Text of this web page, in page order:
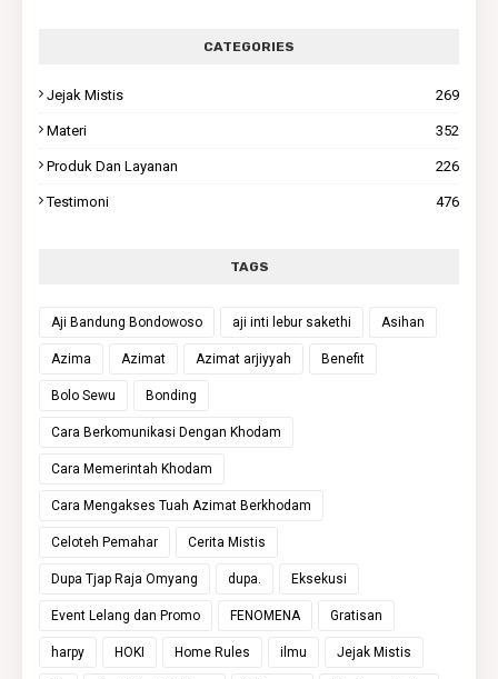
CATEGORIES
Jejak Mistis 269
Materi 352
Produk Dan Layanan 226
Testimoni 476
TAGS
Aji Bandung Bondowoso aji inti lebur sakethi Asihan
Azima Azimat Azimat arjiyyah Benefit
Bolo Sewu Bonding
Cara Berkomunikasi Dengan Khodam
Cara Memerintah Khodam
Cara Mengakses Tuah Azimat Berkhodam
Celoteh Pemahar Cerita Mistis
Dupa Tjap Raja Omyang dupa. Eksekusi
Event Lelang dan Promo FENOMENA Gratisan
harpy HOKI Home Rules ilmu Jejak Mistis